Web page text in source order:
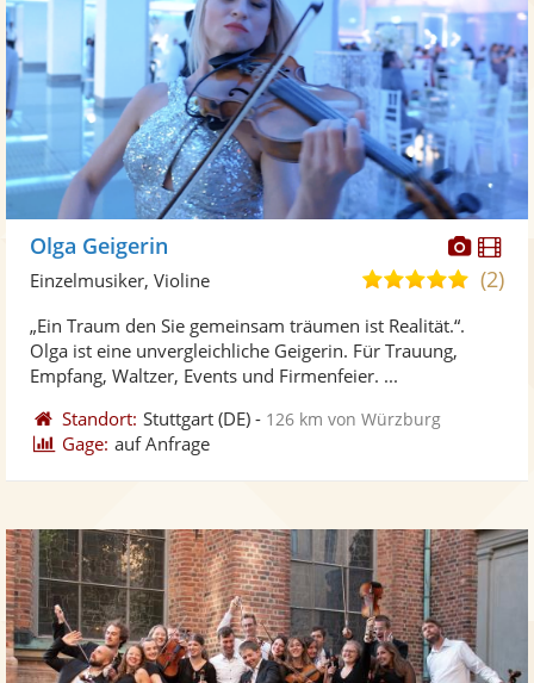
Olga Geigerin
5,0(2)
Einzelmusiker, Violine
„Ein Traum den Sie gemeinsam träumen ist Realität.“.
Olga ist eine unvergleichliche Geigerin. Für Trauung,
Empfang, Waltzer, Events und Firmenfeier. ...
Standort: Stuttgart (DE) - 126 km von Würzburg
Gage: auf Anfrage